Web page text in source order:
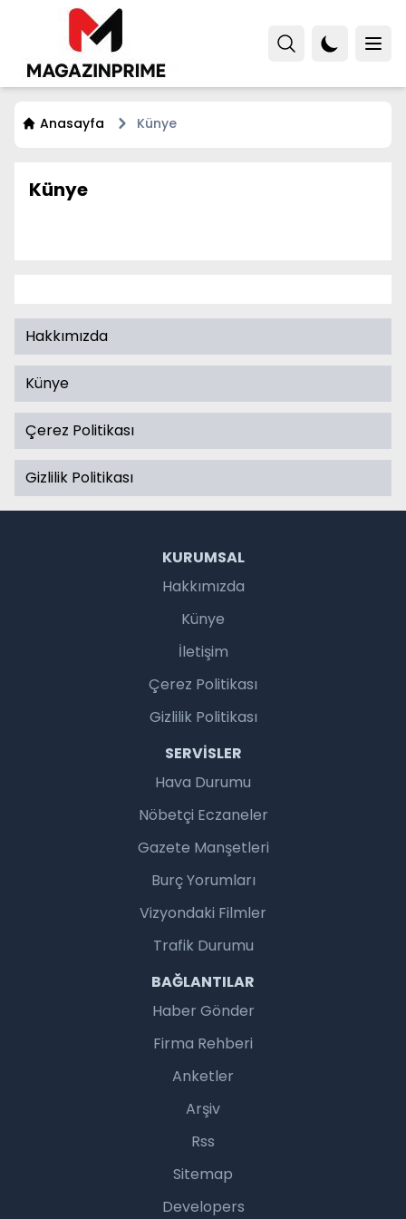
Anasayfa Künye
Künye
Hakkımızda
Künye
Çerez Politikası
Gizlilik Politikası
KURUMSAL
Hakkımızda
Künye
İletişim
Çerez Politikası
Gizlilik Politikası
SERVISLER
Hava Durumu
Nöbetçi Eczaneler
Gazete Manşetleri
Burç Yorumları
Vizyondaki Filmler
Trafik Durumu
BAĞLANTILAR
Haber Gönder
Firma Rehberi
Anketler
Arşiv
Rss
Sitemap
Developers